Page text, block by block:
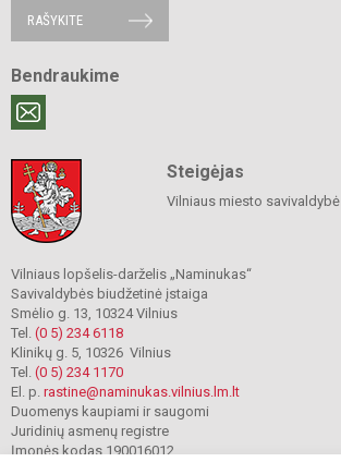
RAŠYKITE
Bendraukime
Steigėjas
Vilniaus miesto savivaldybė
Vilniaus lopšelis-darželis „Naminukas“
Savivaldybės biudžetinė įstaiga
Smėlio g. 13, 10324 Vilnius
Tel. (0 5) 234 6118
Klinikų g. 5, 10326 Vilnius
Tel. (0 5) 234 1170
El. p. rastine@naminukas.vilnius.lm.lt
Duomenys kaupiami ir saugomi
Juridinių asmenų registre
Įmonės kodas 190016012